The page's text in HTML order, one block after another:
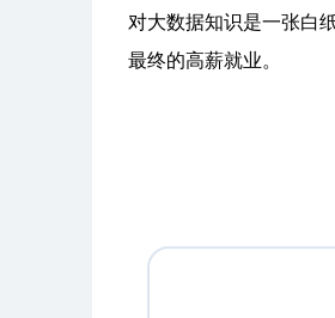
对大数据知识是一张白
最终的高薪就业。